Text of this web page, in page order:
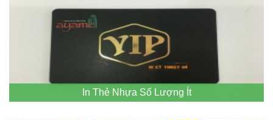
In Thẻ Nhựa Số Lượng Ít